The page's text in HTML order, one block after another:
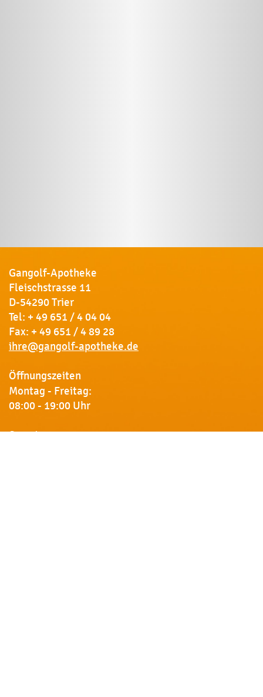
Gangolf-Apotheke
Fleischstrasse 11
D-54290 Trier
Tel: + 49 651 / 4 04 04
Fax: + 49 651 / 4 89 28
ihre@gangolf-apotheke.de
Öffnungszeiten
Montag - Freitag:
08:00 - 19:00 Uhr
Samstag: